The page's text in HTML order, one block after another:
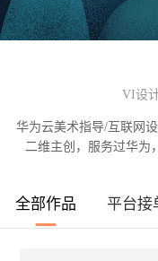
VI设
华为云美术指导/互联网
二维主创，服务过华为
全部作品 平台接